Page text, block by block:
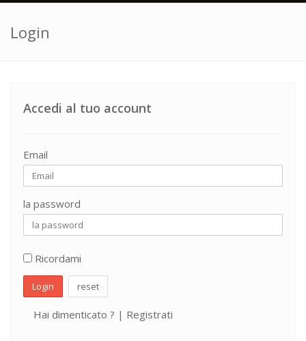
Login
Accedi al tuo account
Email
la password
Ricordami
Login reset
Hai dimenticato ? | Registrati